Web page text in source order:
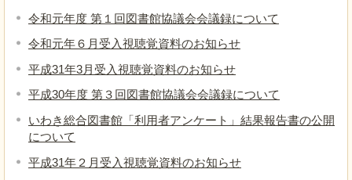
令和元年度 第１回図書館協議会会議録について
令和元年６月受入視聴覚資料のお知らせ
平成31年3月受入視聴覚資料のお知らせ
平成30年度 第３回図書館協議会会議録について
いわき総合図書館「利用者アンケート」結果報告書の公開
について
平成31年２月受入視聴覚資料のお知らせ